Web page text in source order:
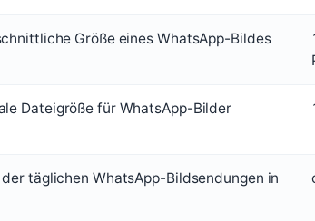
Größe eines WhatsApp-Bildes
Dateigröße für WhatsApp-Bilder
täglichen WhatsApp-Bildsendungen in